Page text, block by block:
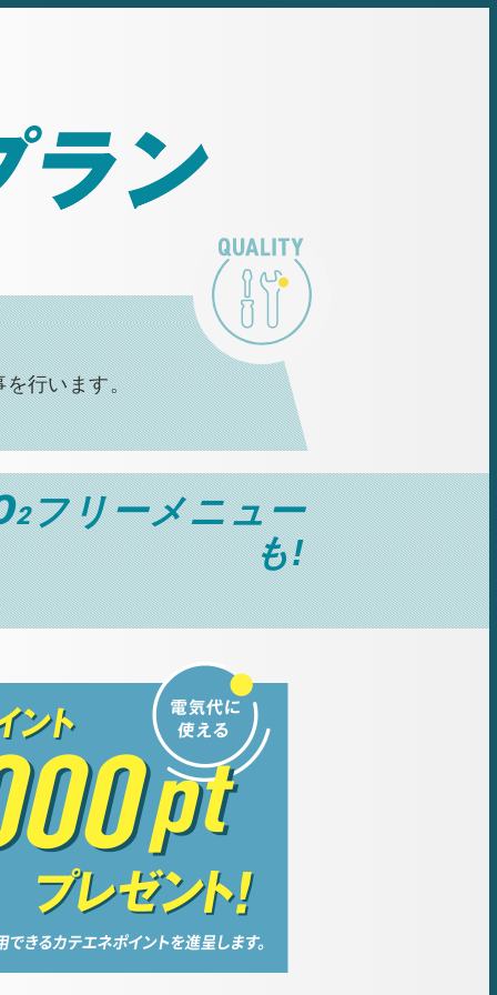
を行います。
2フリーメニュー
も!